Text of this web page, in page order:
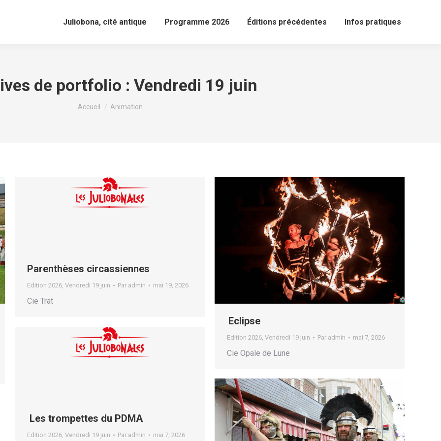
Juliobona, cité antique Programme 2026 Éditions précédentes Infos pratiques
de portfolio : Vendredi 19 juin
Vous êtes ici :
Accueil Animation
Parenthèses circassiennes
Edition 2026, Vendredi 19 juin Par admin mai 19, 2026
Cie Trat
Eclipse
Edition 2026 Vendredi 19 juin Par admin mai 7, 2026
Cie Opale de Lune
Les trompettes du PDMA
Edition 2026, Vendredi 19 juin Par admin mai 7, 2026